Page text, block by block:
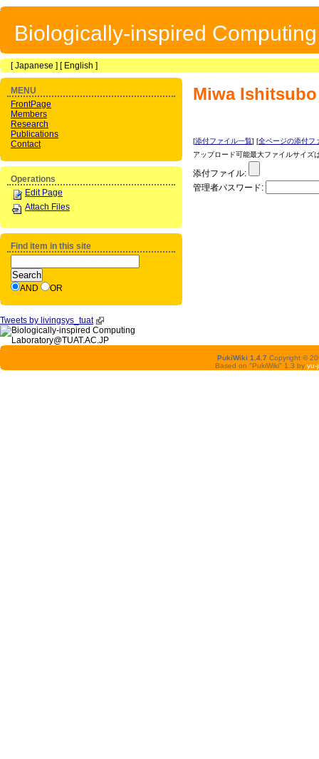
Biologically-inspired
[Japanese ] [ English ]
Miwa Ishitsubo
[添付ファイル一覧] [全ページの添付フ
アップロード可能最大ファイルサイズ
添付ファイル:
管理者パスワード:
MENU
FrontPage
Members
Research
Publications
Contact
Operations
Edit Page
Attach Files
Find item in this site
AND OR
Tweets by livingsys_tuat
PukiWiki 1.4.7 Copyright ©
Based on "PukiWiki" 1.3 by yu-ji